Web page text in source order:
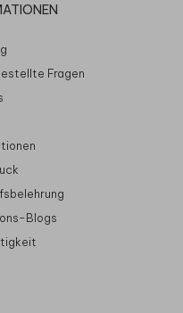
Fragen
Blogs